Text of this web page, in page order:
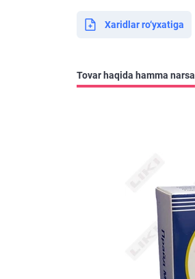
Xaridlar ro‘yxatiga
Tovar haqida hamma narsa